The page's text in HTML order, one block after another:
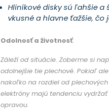
Hliníkové disky sú ľahšie a
vkusné a hlavne ťažšie,
Odolnosť a životnosť:
Záleží od situácie. Zoberme si
odolnejšie tie plechové. Pokiaľ
nakoľko na rozdiel od
elektróny majú tendenciu
opravou.